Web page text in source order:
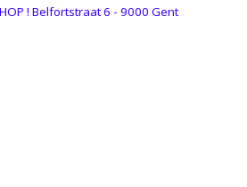
! Belfortstraat 6 - 9000 Gent